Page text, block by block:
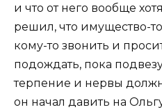
и что от него вообще
решил, что имущество-
кому-то звонить и
подождать, пока
терпение и нервы
он начал давить на